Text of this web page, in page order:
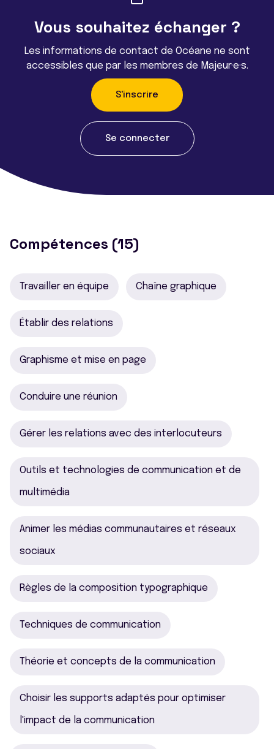
Vous souhaitez échanger ?
Les informations de contact de Océane ne sont
accessibles que par les membres de Majeur·e·s.
S'inscrire
Se connecter
Compétences (15)
Travailler en équipe Chaîne graphique
Établir des relations
Graphisme et mise en page
Conduire une réunion
Gérer les relations avec des interlocuteurs
Outils et technologies de communication et de
multimédia
Animer les médias communautaires et réseaux
sociaux
Règles de la composition typographique
Techniques de communication
Théorie et concepts de la communication
Choisir les supports adaptés pour optimiser
l'impact de la communication